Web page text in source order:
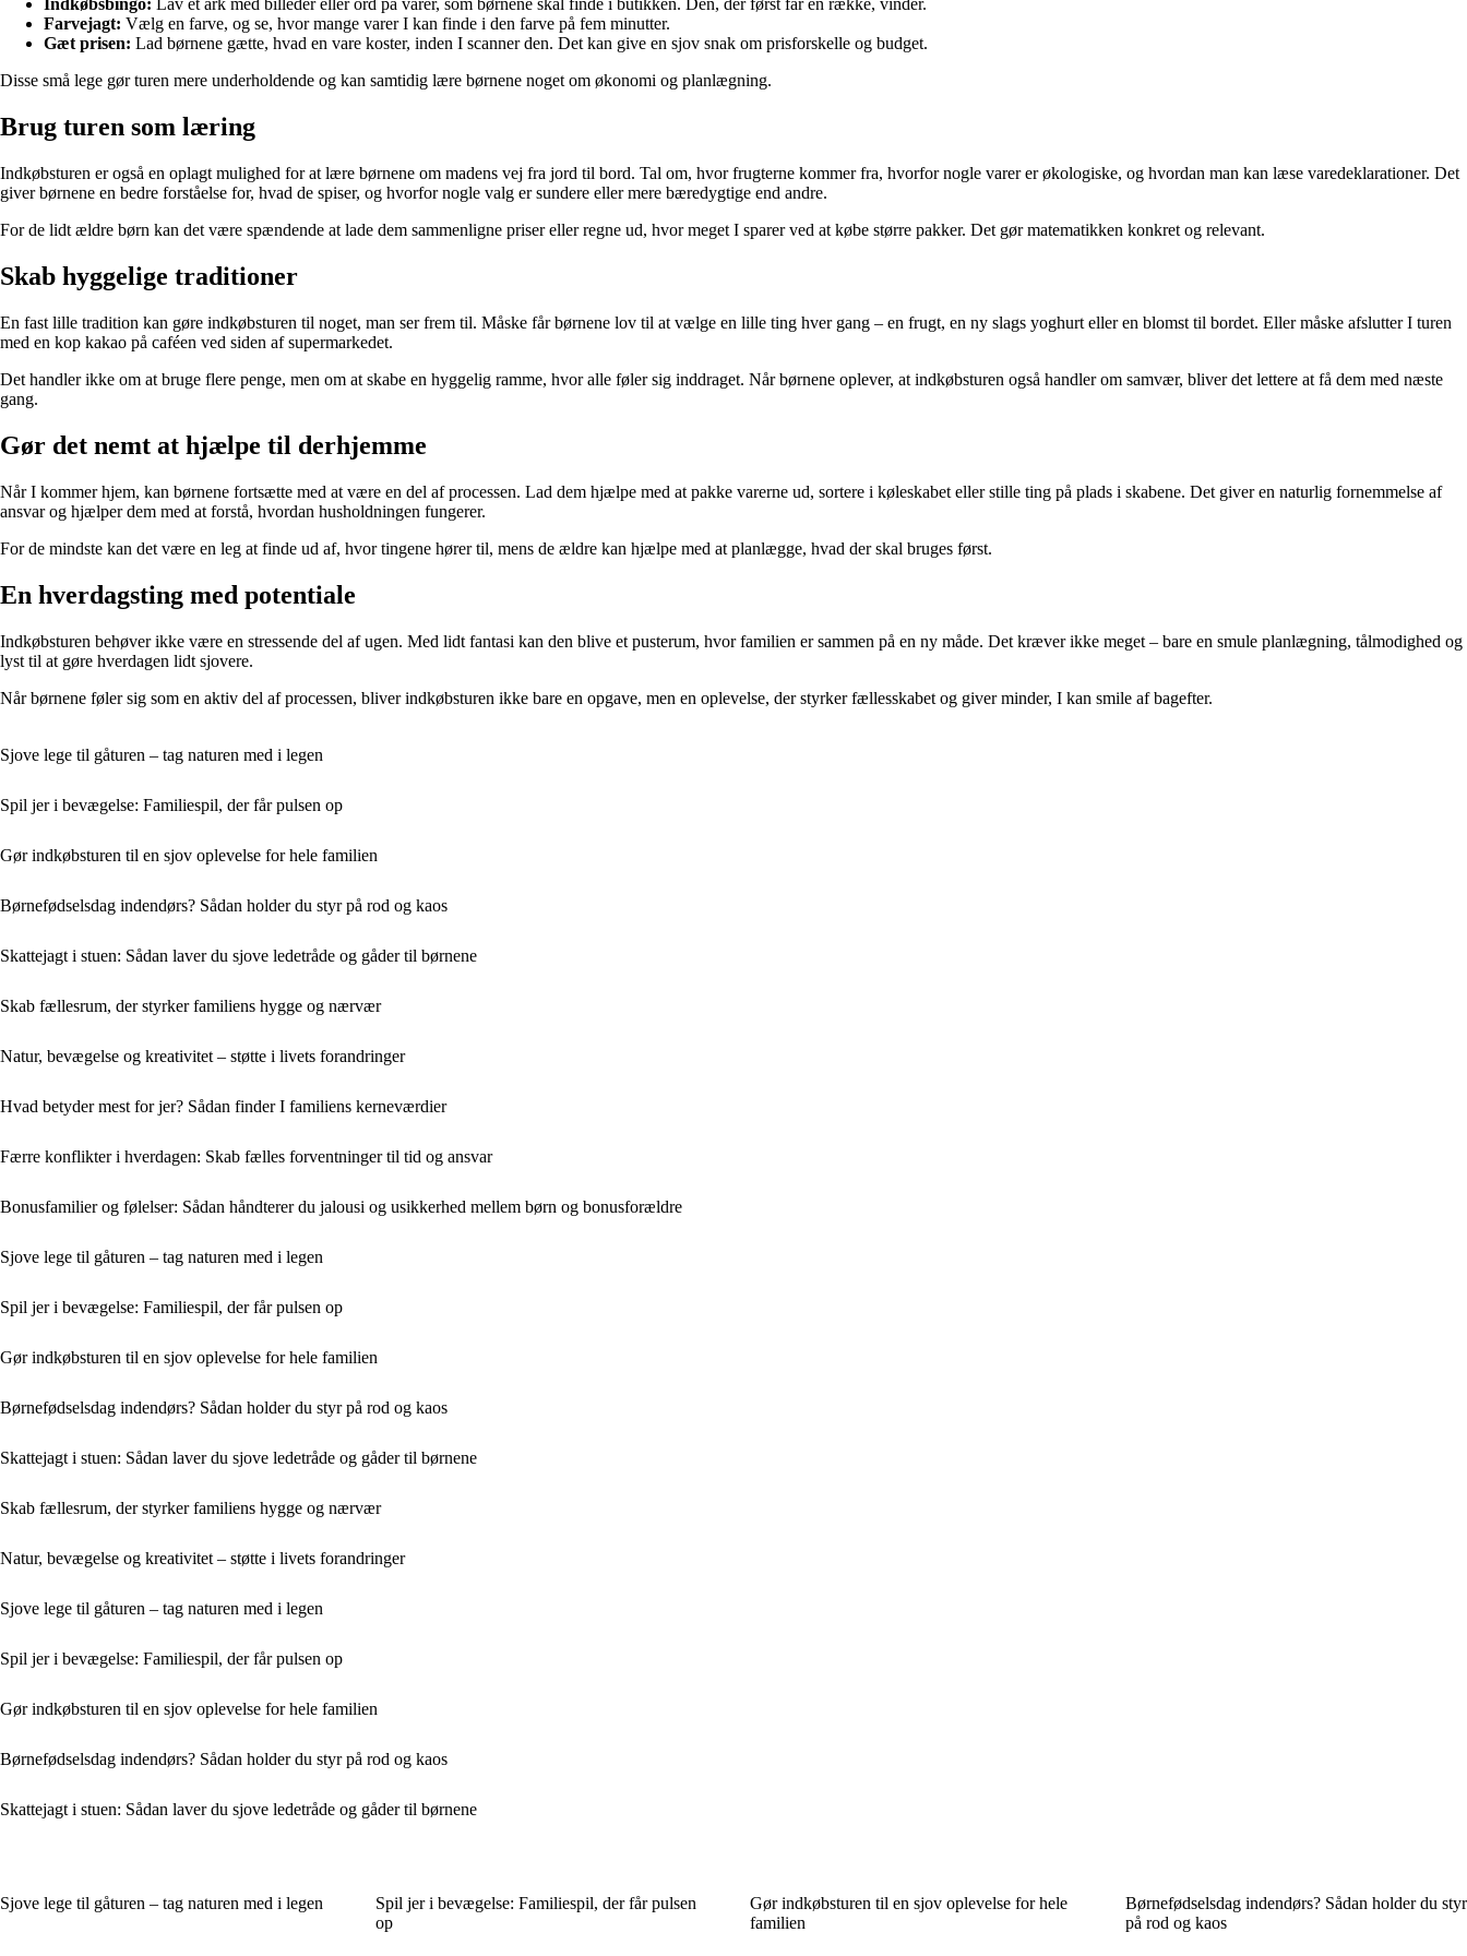
Indkøbsbingo: Lav et ark med billeder eller ord på varer, som børnene skal finde i butikken. Den, der først får en række, vinder.
Farvejagt: Vælg en farve, og se, hvor mange varer I kan finde i den farve på fem minutter.
Gæt prisen: Lad børnene gætte, hvad en vare koster, inden I scanner den. Det kan give en sjov snak om prisforskelle og budget.
Disse små lege gør turen mere underholdende og kan samtidig lære børnene noget om økonomi og planlægning.
Brug turen som læring
Indkøbsturen er også en oplagt mulighed for at lære børnene om madens vej fra jord til bord. Tal om, hvor frugterne kommer fra, hvorfor nogle varer er økologiske, og hvordan man kan læse varedeklarationer. Det
giver børnene en bedre forståelse for, hvad de spiser, og hvorfor nogle valg er sundere eller mere bæredygtige end andre.
For de lidt ældre børn kan det være spændende at lade dem sammenligne priser eller regne ud, hvor meget I sparer ved at købe større pakker. Det gør matematikken konkret og relevant.
Skab hyggelige traditioner
En fast lille tradition kan gøre indkøbsturen til noget, man ser frem til. Måske får børnene lov til at vælge en lille ting hver gang – en frugt, en ny slags yoghurt eller en blomst til bordet. Eller måske afslutter I turen
med en kop kakao på caféen ved siden af supermarkedet.
Det handler ikke om at bruge flere penge, men om at skabe en hyggelig ramme, hvor alle føler sig inddraget. Når børnene oplever, at indkøbsturen også handler om samvær, bliver det lettere at få dem med næste
gang.
Gør det nemt at hjælpe til derhjemme
Når I kommer hjem, kan børnene fortsætte med at være en del af processen. Lad dem hjælpe med at pakke varerne ud, sortere i køleskabet eller stille ting på plads i skabene. Det giver en naturlig fornemmelse af
ansvar og hjælper dem med at forstå, hvordan husholdningen fungerer.
For de mindste kan det være en leg at finde ud af, hvor tingene hører til, mens de ældre kan hjælpe med at planlægge, hvad der skal bruges først.
En hverdagsting med potentiale
Indkøbsturen behøver ikke være en stressende del af ugen. Med lidt fantasi kan den blive et pusterum, hvor familien er sammen på en ny måde. Det kræver ikke meget – bare en smule planlægning, tålmodighed og
lyst til at gøre hverdagen lidt sjovere.
Når børnene føler sig som en aktiv del af processen, bliver indkøbsturen ikke bare en opgave, men en oplevelse, der styrker fællesskabet og giver minder, I kan smile af bagefter.
Sjove lege til gåturen – tag naturen med i legen
Spil jer i bevægelse: Familiespil, der får pulsen op
Gør indkøbsturen til en sjov oplevelse for hele familien
Børnefødselsdag indendørs? Sådan holder du styr på rod og kaos
Skattejagt i stuen: Sådan laver du sjove ledetråde og gåder til børnene
Skab fællesrum, der styrker familiens hygge og nærvær
Natur, bevægelse og kreativitet – støtte i livets forandringer
Hvad betyder mest for jer? Sådan finder I familiens kerneværdier
Færre konflikter i hverdagen: Skab fælles forventninger til tid og ansvar
Bonusfamilier og følelser: Sådan håndterer du jalousi og usikkerhed mellem børn og bonusforældre
Sjove lege til gåturen – tag naturen med i legen
Spil jer i bevægelse: Familiespil, der får pulsen op
Gør indkøbsturen til en sjov oplevelse for hele familien
Børnefødselsdag indendørs? Sådan holder du styr på rod og kaos
Skattejagt i stuen: Sådan laver du sjove ledetråde og gåder til børnene
Skab fællesrum, der styrker familiens hygge og nærvær
Natur, bevægelse og kreativitet – støtte i livets forandringer
Sjove lege til gåturen – tag naturen med i legen
Spil jer i bevægelse: Familiespil, der får pulsen op
Gør indkøbsturen til en sjov oplevelse for hele familien
Børnefødselsdag indendørs? Sådan holder du styr på rod og kaos
Skattejagt i stuen: Sådan laver du sjove ledetråde og gåder til børnene
Sjove lege til gåturen – tag naturen med i legen
Spil jer i bevægelse: Familiespil, der får pulsen
op
Gør indkøbsturen til en sjov oplevelse for hele
familien
Børnefødselsdag indendørs? Sådan holder du styr
på rod og kaos